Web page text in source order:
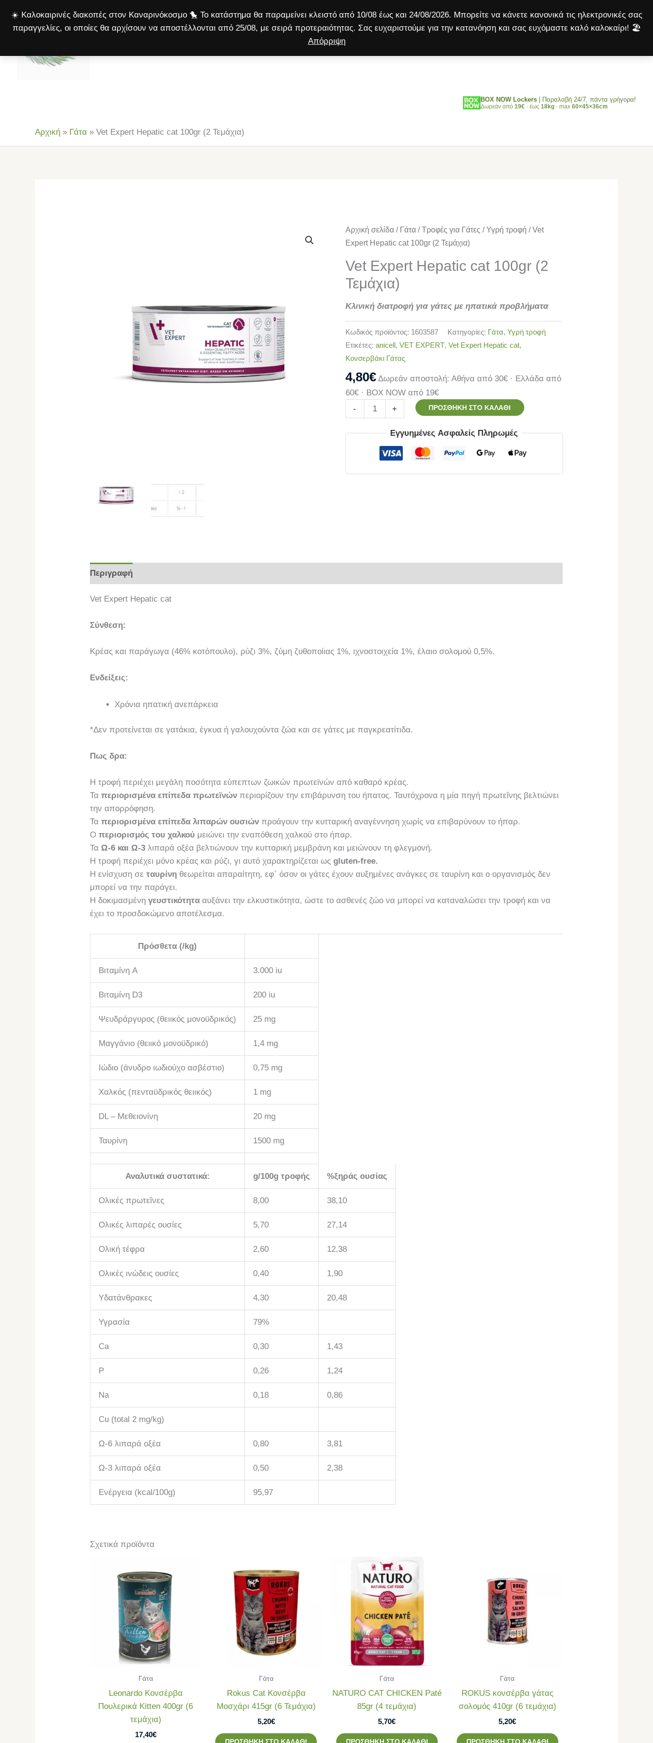
☀️ Καλοκαιρινές διακοπές στον Καναρινόκοσμο 🐤 Το κατάστημα θα παραμείνει κλειστό από 10/08 έως και 24/08/2026. Μπορείτε να κάνετε κανονικά τις ηλεκτρονικές σας
παραγγελίες, οι οποίες θα αρχίσουν να αποστέλλονται από 25/08, με σειρά προτεραιότητας. Σας ευχαριστούμε για την κατανόηση και σας ευχόμαστε καλό καλοκαίρι! 🏖️
Απόρριψη
περιεχόμενο
Μικρό ζώο
BOX NOW Lockers | Παραλαβή 24/7, πάντα γρήγορα!
Δωρεάν από 19€ · έως 18kg · max 60×45×36cm
Αρχική » Γάτα » Vet Expert Hepatic cat 100gr (2 Τεμάχια)
Αρχική σελίδα/ Γάτα/Τροφές για Γάτες /Υγρή τροφή / Vet
Expert Hepatic cat 100gr (2 Τεμάχια)
Vet Expert Hepatic cat 100gr (2
Τεμάχια)
Κλινική διατροφή για γάτες με ηπατικά προβλήματα
Κωδικός προϊόντος: 1603587 Κατηγορίες: Γάτα, Υγρή τροφή
Ετικέτες: anicell, VET EXPERT, Vet Expert Hepatic cat,
Κονσερβάκι Γάτας
4,80€ Δωρεάν αποστολή: Αθήνα από 30€ · Ελλάδα από
60€ · BOX NOW από 19€
-
Vet
Expert
cat
100gr
Τεμάχια)
ποσότητα
+ ΠΡΟΣΘΉΚΗ ΣΤΟ ΚΑΛΆΘΙ
Εγγυημένες Ασφαλείς Πληρωμές
Περιγραφή
Vet Expert Hepatic cat
Σύνθεση:
Κρέας και παράγωγα (46% κοτόπουλο), ρύζι 3%, ζύμη ζυθοποίιας 1%, ιχνοστοιχεία 1%, έλαιο σολομού 0,5%.
Ενδείξεις:
Χρόνια ηπατική ανεπάρκεια
*Δεν προτείνεται σε γατάκια, έγκυα ή γαλουχούντα ζώα και σε γάτες με παγκρεατίτιδα.
Πως δρα:
Η τροφή περιέχει μεγάλη ποσότητα εύπεπτων ζωικών πρωτεϊνών από καθαρό κρέας.
Ταπεριορισμένα επίπεδα πρωτεϊνών περιορίζουν την επιβάρυνση του ήπατος. Ταυτόχρονα η μία πηγή πρωτεΐνης βελτιώνει
την απορρόφηση.
Ταπεριορισμένα επίπεδα λιπαρών ουσιών προάγουν την κυτταρική αναγέννηση χωρίς να επιβαρύνουν το ήπαρ.
Οπεριορισμός του χαλκού μειώνει την εναπόθεση χαλκού στο ήπαρ.
Τα Ω-6 και Ω-3 λιπαρά οξέα βελτιώνουν την κυτταρική μεμβράνη και μειώνουν τη φλεγμονή.
Η τροφή περιέχει μόνο κρέας και ρύζι, γι αυτό χαρακτηρίζεται ωςgluten-free.
Η ενίσχυση σεταυρίνη θεωρείται απαραίτητη, εφ` όσον οι γάτες έχουν αυξημένες ανάγκες σε ταυρίνη και ο οργανισμός δεν
μπορεί να την παράγει.
Η δοκιμασμένηγευστικότητα αυξάνει την ελκυστικότητα, ώστε το ασθενές ζώο να μπορεί να καταναλώσει την τροφή και να
έχει το προσδοκώμενο αποτέλεσμα.
Πρόσθετα (/kg)
Βιταμίνη A 3.000 iu
Βιταμίνη D3 200 iu
Ψευδράργυρος (θειικός μονοϋδρικός) 25 mg
Μαγγάνιο (θειικό μονοϋδρικό) 1,4 mg
Ιώδιο (άνυδρο ιωδιούχο ασβέστιο) 0,75 mg
Χαλκός (πενταϋδρικός θειικός) 1 mg
DL – Μεθειονίνη 20 mg
Ταυρίνη 1500 mg
Αναλυτικά συστατικά: g/100g τροφής %ξηράς ουσίας
Ολικές πρωτεΐνες 8,00 38,10
Ολικές λιπαρές ουσίες 5,70 27,14
Ολική τέφρα 2,60 12,38
Ολικές ινώδεις ουσίες 0,40 1,90
Υδατάνθρακες 4,30 20,48
Υγρασία 79%
Ca 0,30 1,43
P 0,26 1,24
Na 0,18 0,86
Cu (total 2 mg/kg)
Ω-6 λιπαρά οξέα 0,80 3,81
Ω-3 λιπαρά οξέα 0,50 2,38
Ενέργεια (kcal/100g) 95,97
Σχετικά προϊόντα
Γάτα
Leonardo Κονσέρβα
Πουλερικά Kitten 400gr (6
τεμάχια)
17,40€
Γάτα
Rokus Cat Κονσέρβα
Μοσχάρι 415gr (6 Τεμάχια)
5,20€
Γάτα
NATURO CAT CHICKEN Paté
85gr (4 τεμάχια)
5,70€
Γάτα
ROKUS κονσέρβα γάτας
σολομός 410gr (6 τεμάχια)
5,20€
cat
100gr